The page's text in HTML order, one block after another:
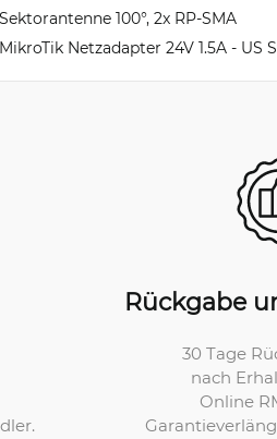
Sektorantenne 100°, 2x RP-SMA
MikroTik Netzadapter 24V 1.5A - US
Rückgabe
30 Tage
nach
Online